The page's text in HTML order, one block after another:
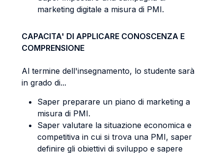
marketing digitale a misura di PMI.
CAPACITA' DI APPLICARE CONOSCENZA E
COMPRENSIONE
Al termine dell'insegnamento, lo studente sarà
in grado di...
Saper preparare un piano di marketing a
misura di PMI.
Saper valutare la situazione economica e
competitiva in cui si trova una PMI, saper
definire gli obiettivi di sviluppo e sapere